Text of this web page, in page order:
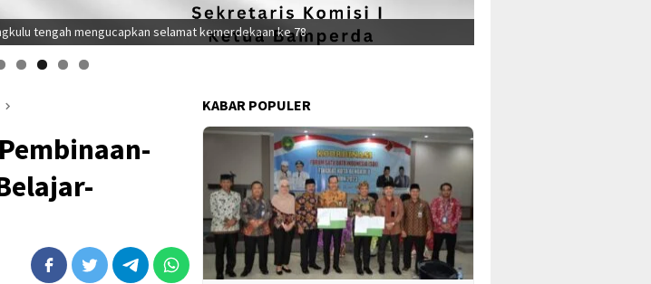
tengah mengucapkan selamat kemerdekaan ke 78
KABAR POPULER